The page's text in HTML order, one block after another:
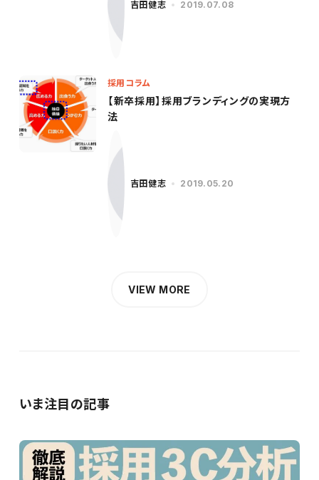
吉田健志 2019.07.08
採用コラム
【新卒採用】採用ブランディングの実現方
法
吉田健志 2019.05.20
VIEW MORE
いま注目の記事